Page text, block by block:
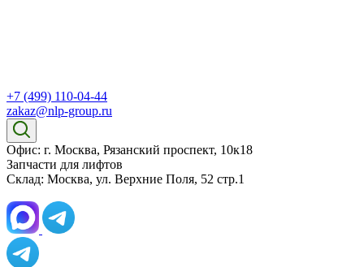
+7 (499) 110-04-44
zakaz@nlp-group.ru
Офис: г. Москва, Рязанский проспект, 10к18
Запчасти для лифтов
Склад: Москва, ул. Верхние Поля, 52 стр.1